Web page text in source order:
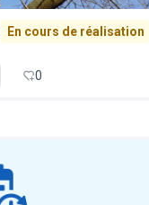
En cours de réalisation
0